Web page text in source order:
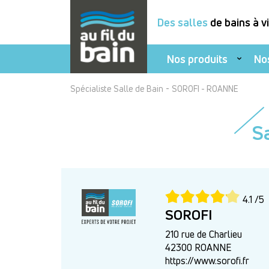
Des salles de bains à
Nos produits
Spécialiste Salle de Bain - SOROFI - ROANNE
4.1 /5
SOROFI
210 rue de Charlieu
42300 ROANNE
https://www.sorofi.fr